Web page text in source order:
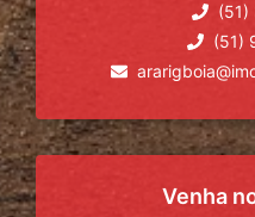
(51)
(51)
Venha